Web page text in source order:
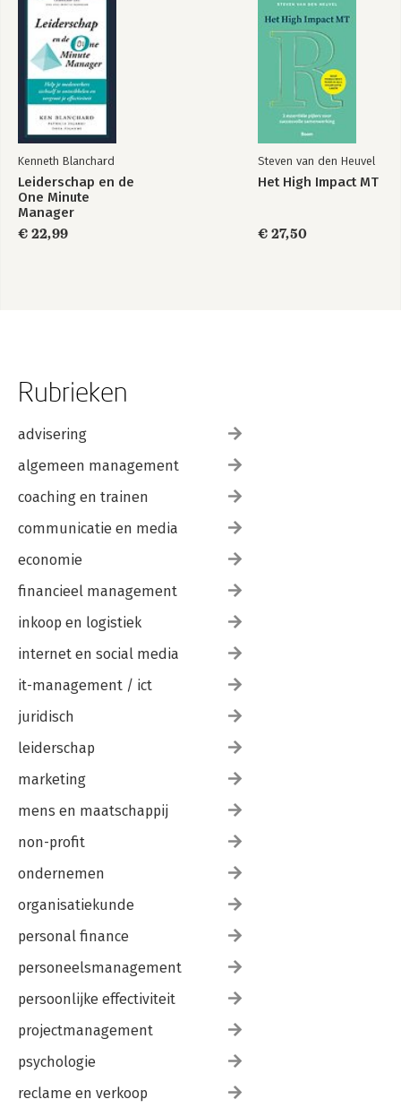
Kenneth Blanchard
Leiderschap en de
One Minute
Manager
€ 22,99
Steven van den Heuvel
Het High Impact MT
€ 27,50
Rubrieken
advisering
algemeen management
coaching en trainen
communicatie en media
economie
financieel management
inkoop en logistiek
internet en social media
it-management / ict
juridisch
leiderschap
marketing
mens en maatschappij
non-profit
ondernemen
organisatiekunde
personal finance
personeelsmanagement
persoonlijke effectiviteit
projectmanagement
psychologie
reclame en verkoop